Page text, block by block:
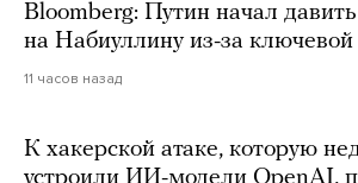
Bloomberg: Путин начал давить
на Набиуллину из-за ключевой
11 часов назад
К хакерской атаке, которую